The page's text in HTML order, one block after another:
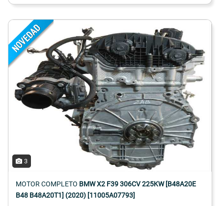
3
MOTOR COMPLETO BMW X2 F39 306CV 225KW [B48A20E
B48 B48A20T1] (2020) [11005A07793]